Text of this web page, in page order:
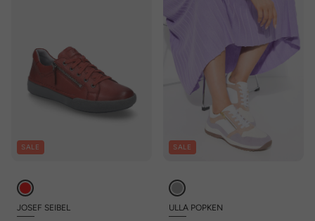
SALE
JOSEF SEIBEL
SALE
ULLA POPKEN